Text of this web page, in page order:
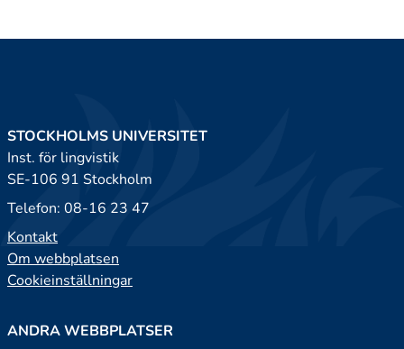
STOCKHOLMS UNIVERSITET
Inst. för lingvistik
SE-106 91 Stockholm
Telefon: 08-16 23 47
Kontakt
Om webbplatsen
Cookieinställningar
ANDRA WEBBPLATSER